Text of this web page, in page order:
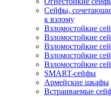
Сейфы,
к взлому
Взломостойкие
Взломостойкие
Взломостойкие
Взломостойкие
Взломостойкие
SMART-сейфы
Армейские шкафы
Встраиваемые